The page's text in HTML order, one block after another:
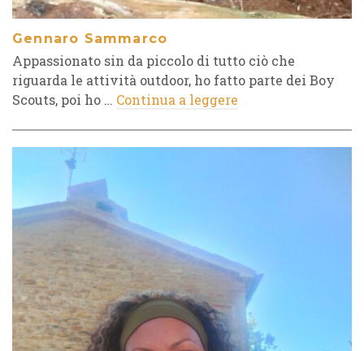
Gennaro Sammarco
Appassionato sin da piccolo di tutto ciò che
riguarda le attività outdoor, ho fatto parte dei Boy
Scouts, poi ho … Continua a leggere